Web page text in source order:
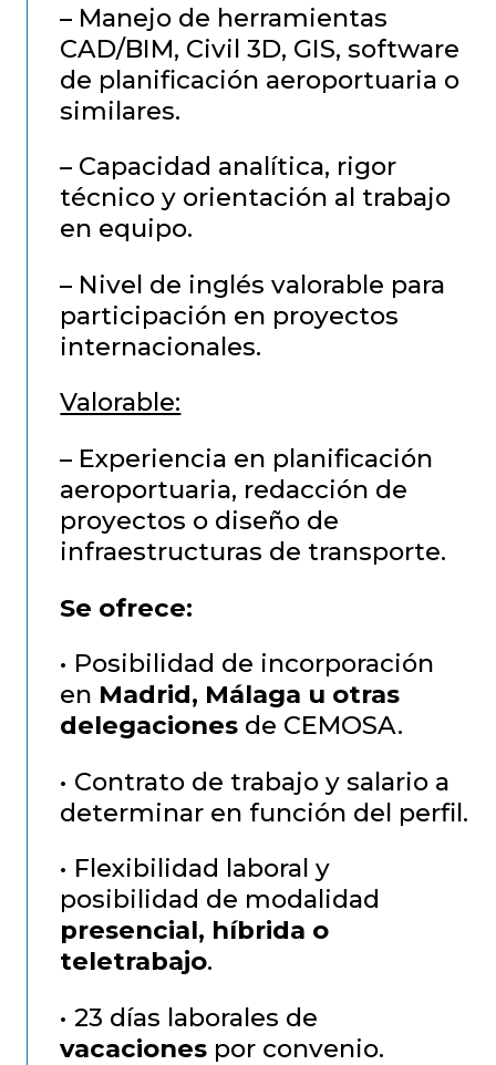
– Manejo de herramientas
CAD/BIM, Civil 3D, GIS, software
de planificación aeroportuaria o
similares.
– Capacidad analítica, rigor
técnico y orientación al trabajo
en equipo.
– Nivel de inglés valorable para
participación en proyectos
internacionales.
Valorable:
– Experiencia en planificación
aeroportuaria, redacción de
proyectos o diseño de
infraestructuras de transporte.
Se ofrece:
• Posibilidad de incorporación
en Madrid, Málaga u otras
delegaciones de CEMOSA.
• Contrato de trabajo y salario a
determinar en función del perfil.
• Flexibilidad laboral y
posibilidad de modalidad
presencial, híbrida o
teletrabajo.
• 23 días laborales de
vacaciones por convenio.